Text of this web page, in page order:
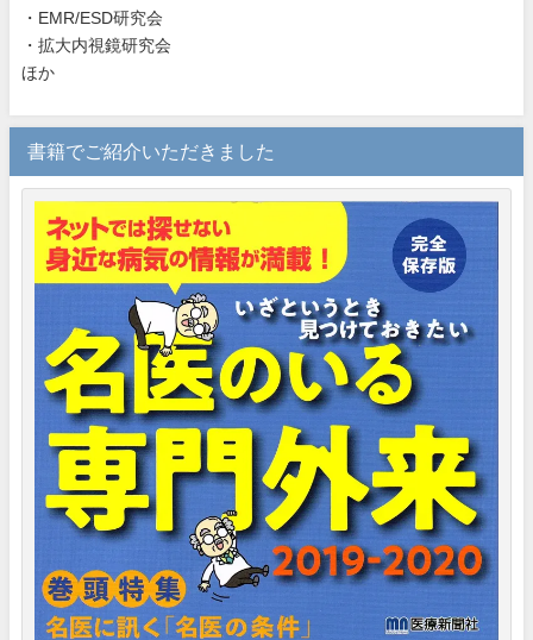
・EMR/ESD研究会
・拡大内視鏡研究会
ほか
書籍でご紹介いただきました